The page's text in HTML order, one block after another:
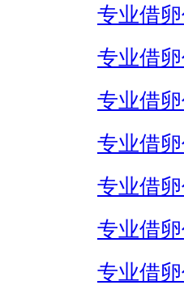
专业借
专业借
专业借
专业借
专业借
专业借
专业借